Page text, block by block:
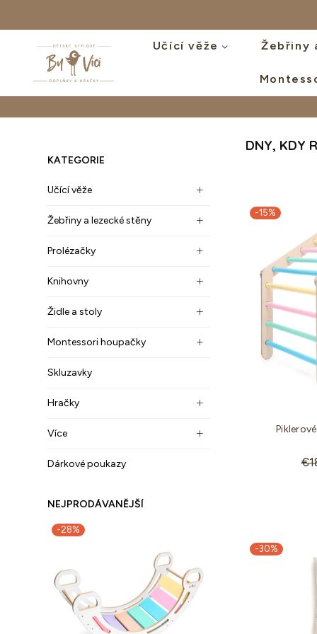
Učící věže Žebřiny
KATEGORIE
Učící věže
Žebřiny a lezecké stěny
Prolézačky
Knihovny
Židle a stoly
Montessori houpačky
Skluzavky
Hračky
Více
Dárkové poukazy
NEJPRODÁVANĚJŠÍ
-30%
DNY, KDY
-15%
-30%